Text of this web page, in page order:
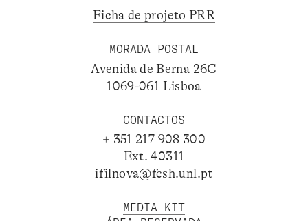
Ficha de projeto PRR
MORADA POSTAL
Avenida de Berna 26C
1069-061 Lisboa
CONTACTOS
+ 351 217 908 300
Ext. 40311
ifilnova@fcsh.unl.pt
MEDIA KIT